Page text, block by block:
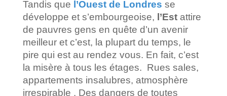
Tandis que l’Ouest de Londres se
développe et s’embourgeoise, l’Estattire
de pauvres gens en quête d’un avenir
meilleur et c’est, la plupart du temps, le
pire qui est au rendez vous. En fait, c’est
la misère à tous les étages. Rues sales,
appartements insalubres, atmosphère
irrespirable . Des dangers de toutes